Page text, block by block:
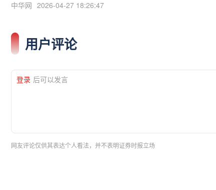
中华网 2026-04-27 18:26:47
用户评论
登录 后可以发言
网友评论仅供其表达个人看法，并不表明证券时报立场